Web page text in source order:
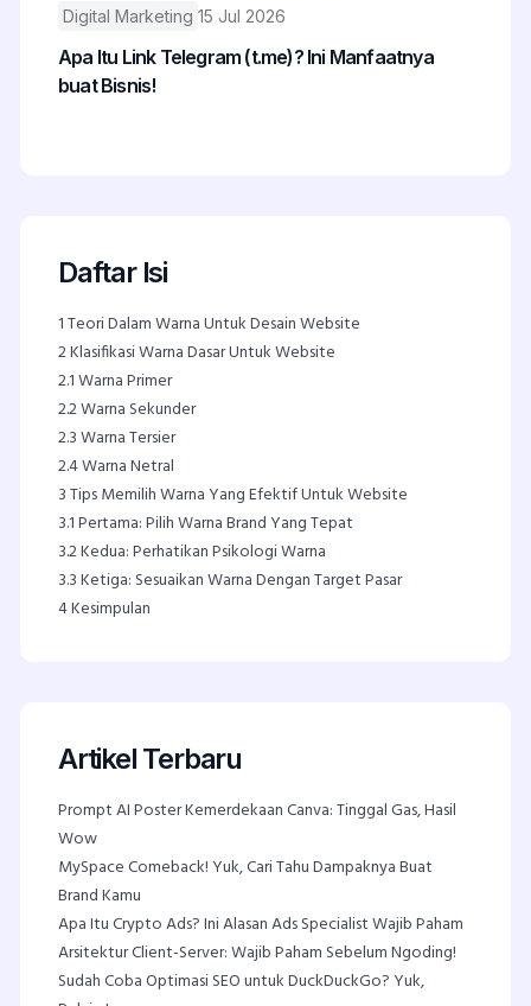
Digital Marketing 15 Jul 2026
Apa Itu Link Telegram (t.me)? Ini Manfaatnya
buat Bisnis!
Daftar Isi
1Teori Dalam Warna Untuk Desain Website
2Klasifikasi Warna Dasar Untuk Website
2.1Warna Primer
2.2Warna Sekunder
2.3Warna Tersier
2.4Warna Netral
3Tips Memilih Warna Yang Efektif Untuk Website
3.1Pertama: Pilih Warna Brand Yang Tepat
3.2Kedua: Perhatikan Psikologi Warna
3.3Ketiga: Sesuaikan Warna Dengan Target Pasar
4Kesimpulan
Artikel Terbaru
Prompt AI Poster Kemerdekaan Canva: Tinggal Gas, Hasil
Wow
MySpace Comeback! Yuk, Cari Tahu Dampaknya Buat
Brand Kamu
Apa Itu Crypto Ads? Ini Alasan Ads Specialist Wajib Paham
Arsitektur Client-Server: Wajib Paham Sebelum Ngoding!
Sudah Coba Optimasi SEO untuk DuckDuckGo? Yuk,